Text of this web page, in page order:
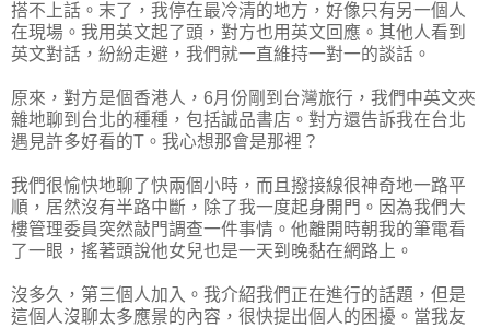
搭不上話。末了，我停在最冷清的地方，好像只有另一個人
在現場。我用英文起了頭，對方也用英文回應。其他人看到
英文對話，紛紛走避，我們就一直維持一對一的談話。
原來，對方是個香港人，6月份剛到台灣旅行，我們中英文夾
雜地聊到台北的種種，包括誠品書店。對方還告訴我在台北
遇見許多好看的T。我心想那會是那裡？
我們很愉快地聊了快兩個小時，而且撥接線很神奇地一路平
順，居然沒有半路中斷，除了我一度起身開門。因為我們大
樓管理委員突然敲門調查一件事情。他離開時朝我的筆電看
了一眼，搖著頭說他女兒也是一天到晚黏在網路上。
沒多久，第三個人加入。我介紹我們正在進行的話題，但是
這個人沒聊太多應景的內容，很快提出個人的困擾。當我友